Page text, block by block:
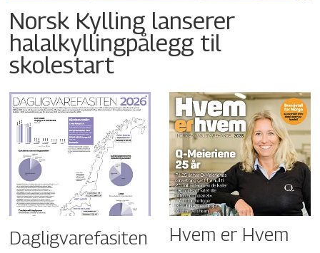
Norsk Kylling lanserer
halalkyllingpålegg til
skolestart
Dagligvarefasiten Hvem er Hvem